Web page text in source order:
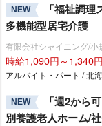
NEW
「福祉調
多機能型居宅介護
有限会社シャイニング/
時給1,090円～1,340円
アルバイト・パート / 北
NEW
「週2から
別養護老人ホーム/